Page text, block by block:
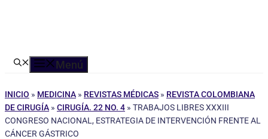
Menú
INICIO » MEDICINA » REVISTAS MÉDICAS » REVISTA COLOMBIANA
DE CIRUGÍA » CIRUGÍA. 22 NO. 4 » TRABAJOS LIBRES XXXIII
CONGRESO NACIONAL, ESTRATEGIA DE INTERVENCIÓN FRENTE AL
CÁNCER GÁSTRICO